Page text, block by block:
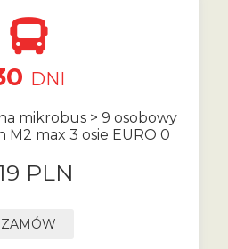
DNI
mikrobus > 9 osobowy
M2 max 3 osie EURO 0
PLN
ZAMÓW